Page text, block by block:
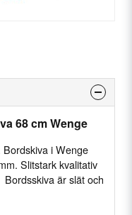
68 cm Wenge
i Wenge
Slitstark kvalitativ
är slät och